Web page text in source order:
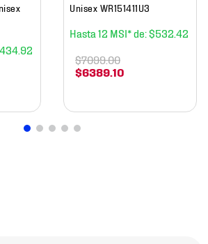
434 92
Unisex WR151411U3
12 $532 42
$6389 10
$7099.00